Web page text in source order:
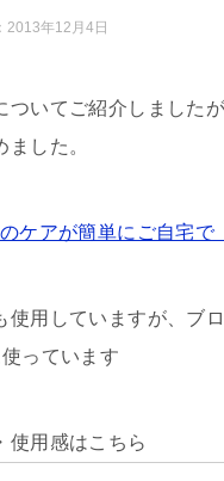
2013年12月4日
ついてご紹介しました
した。
ケアが簡単にご自宅
使用していますが、ブ
っています
使用感はこちら